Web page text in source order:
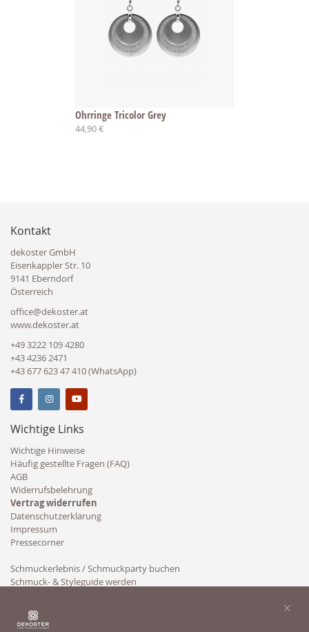
Ohrringe Tricolor Grey
44,90 €
Kontakt
dekoster GmbH
Eisenkappler Str. 10
9141 Eberndorf
Österreich
office@dekoster.at
www.dekoster.at
+49 3222 109 4280
+43 4236 2471
+43 677 623 47 410 (WhatsApp)
Wichtige Links
Wichtige Hinweise
Häufig gestellte Fragen (FAQ)
AGB
Widerrufsbelehrung
Vertrag widerrufen
Datenschutzerklärung
Impressum
Pressecorner
Schmuckerlebnis / Schmuckparty buchen
Schmuck- & Styleguide werden
×